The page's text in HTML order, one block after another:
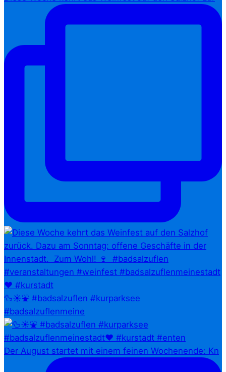
🦆☀️⛲ #badsalzuflen #kurparksee
#badsalzuflenmeine
Der August startet mit einem feinen Wochenende: Kn